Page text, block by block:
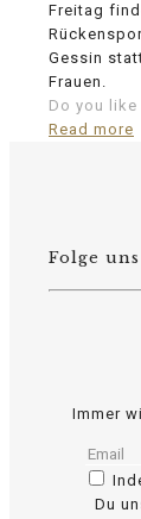
Freitag
Gessin
Frauen.
Do you like
Read more
Folge uns
Immer
Du